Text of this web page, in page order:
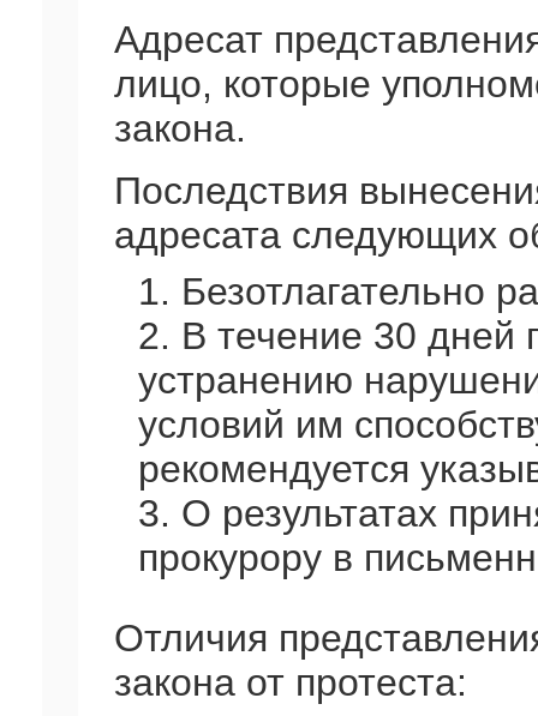
Адресат
лицо, которые
закона.
Последствия
адресата следующих
1. Безотлагательно
2. В течение 30 дней
устранению
условий им
рекомендуется
3. О результатах
прокурору в
Отличия
закона от протеста: